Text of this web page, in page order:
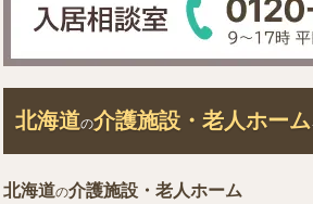
北海道の介護施設・老人ホーム
北海道の介護施設・老人ホーム